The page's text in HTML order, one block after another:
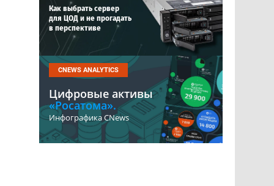
Как выбрать сервер
для ЦОД и не прогадать
в перспективе
CNEWS ANALYTICS
Цифровые активы
«Росатома».
Инфографика CNews